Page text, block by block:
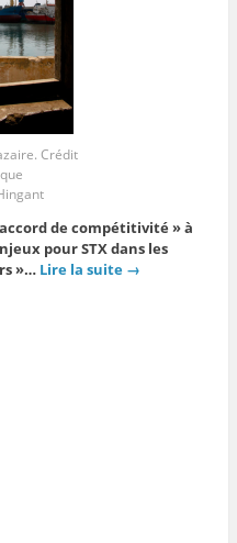
Crédit
de compétitivité » à
pour STX dans les
»… Lire la suite →